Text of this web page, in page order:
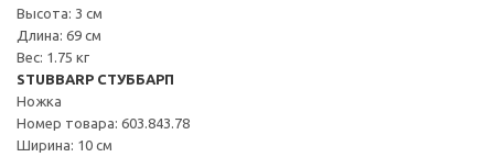
Высота: 3 см
Длина: 69 см
Вес: 1.75 кг
STUBBARP СТУББАРП
Ножка
Номер товара: 603.843.78
Ширина: 10 см